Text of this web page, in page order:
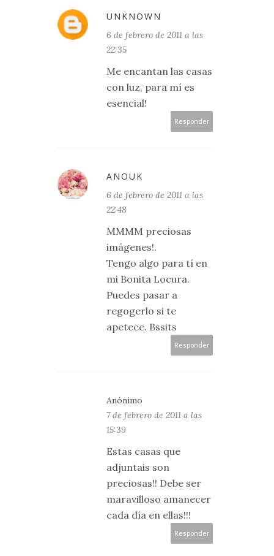
UNKNOWN
6 de febrero de 2011 a las
22:35
Me encantan las casas
con luz, para mí es
esencial!
Responder
ANOUK
6 de febrero de 2011 a las
22:48
MMMM preciosas
imágenes!.
Tengo algo para tí en
mi Bonita Locura.
Puedes pasar a
regogerlo si te
apetece. Bssits
Responder
Anónimo
7 de febrero de 2011 a las
15:39
Estas casas que
adjuntais son
preciosas!! Debe ser
maravilloso amanecer
cada día en ellas!!!
Responder